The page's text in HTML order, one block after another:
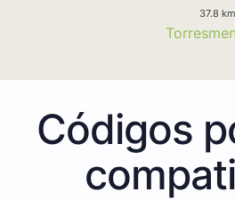
37.8 km
Códigos